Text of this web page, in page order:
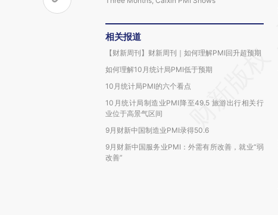
相关报道
【财新周刊】财新周刊｜如何理解PMI回升超预期
如何理解10月统计局PMI低于预期
10月统计局PMI的六个看点
10月统计局制造业PMI降至49.5 旅游出行相关行
业位于高景气区间
9月财新中国制造业PMI录得50.6
9月财新中国服务业PMI：外需有所改善，就业“弱
改善”